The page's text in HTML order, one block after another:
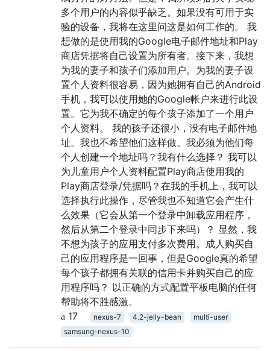
多个用户的内容似乎缺乏。如果没有可用于实
验的设备，我将在这里问这是如何工作的。 我
想做的是使用我的Google电子邮件地址和Play
商店凭据将自己设置为所有者。接下来，我想
为我的妻子和孩子们添加用户。为我的妻子设
置个人资料很容易，因为她拥有自己的Android
手机，我可以使用她的Google帐户来进行此设
置。它为我不确定的每个孩子添加了一个用户
个人资料。 我的孩子还很小，没有电子邮件地
址。我也不希望他们这样做。我必须为他们每
个人创建一个地址吗？我有什么选择？ 我可以
为儿童用户个人资料配置Play商店使用我的
Play商店登录/凭据吗？在我的手机上，我可以
选择执行此操作，尽管我也不知道它会产生什
么效果（它会从第一个登录中卸载应用程序，
然后从第二个登录中同步下来吗）？ 显然，我
不想为孩子的应用支付多次费用。成人购买自
己的应用程序是一回事，但是Google真的希望
每个孩子都拥有关联的信用卡并购买自己的应
用程序吗？ 以正确的方式配置平板电脑的任何
帮助将不胜感激。
17
nexus-7 4.2-jelly-bean
multi-user
samsung-nexus-10